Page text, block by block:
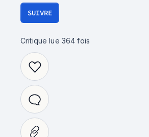
SUIVRE
Critique lue 364 fois